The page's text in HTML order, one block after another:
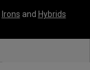
Irons and Hybrids